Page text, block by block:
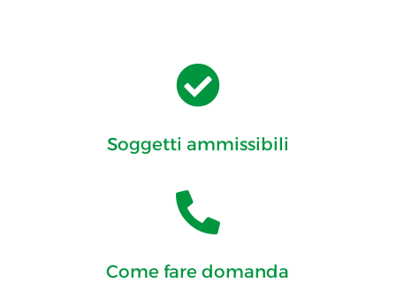

Soggetti ammissibili

Come fare domanda